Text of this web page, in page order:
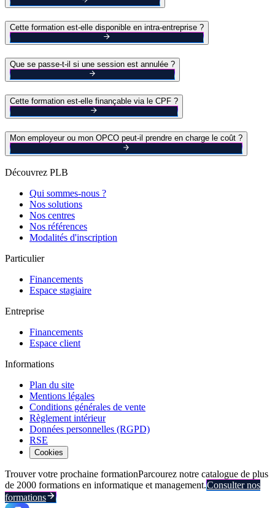
Cette formation est-elle disponible en intra-entreprise ?
Que se passe-t-il si une session est annulée ?
Cette formation est-elle finançable via le CPF ?
Mon employeur ou mon OPCO peut-il prendre en charge le coût ?
Découvrez PLB
Qui sommes-nous ?
Nos solutions
Nos centres
Nos références
Modalités d'inscription
Particulier
Financements
Espace stagiaire
Entreprise
Financements
Espace client
Informations
Plan du site
Mentions légales
Conditions générales de vente
Règlement intérieur
Données personnelles (RGPD)
RSE
Cookies
Trouver votre prochaine formationParcourez notre catalogue de plus
de 2000 formations en informatique et management.Consulter nos
formations